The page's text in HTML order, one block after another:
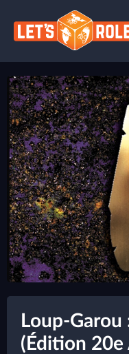
Loup-Garou
(Édition 20e